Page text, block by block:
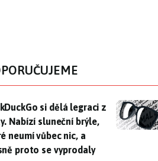
si dělá legraci z Mety.
si dělá legraci z
Nabízí sluneční brýle,
neumí vůbec nic, a
proto se vyprodaly